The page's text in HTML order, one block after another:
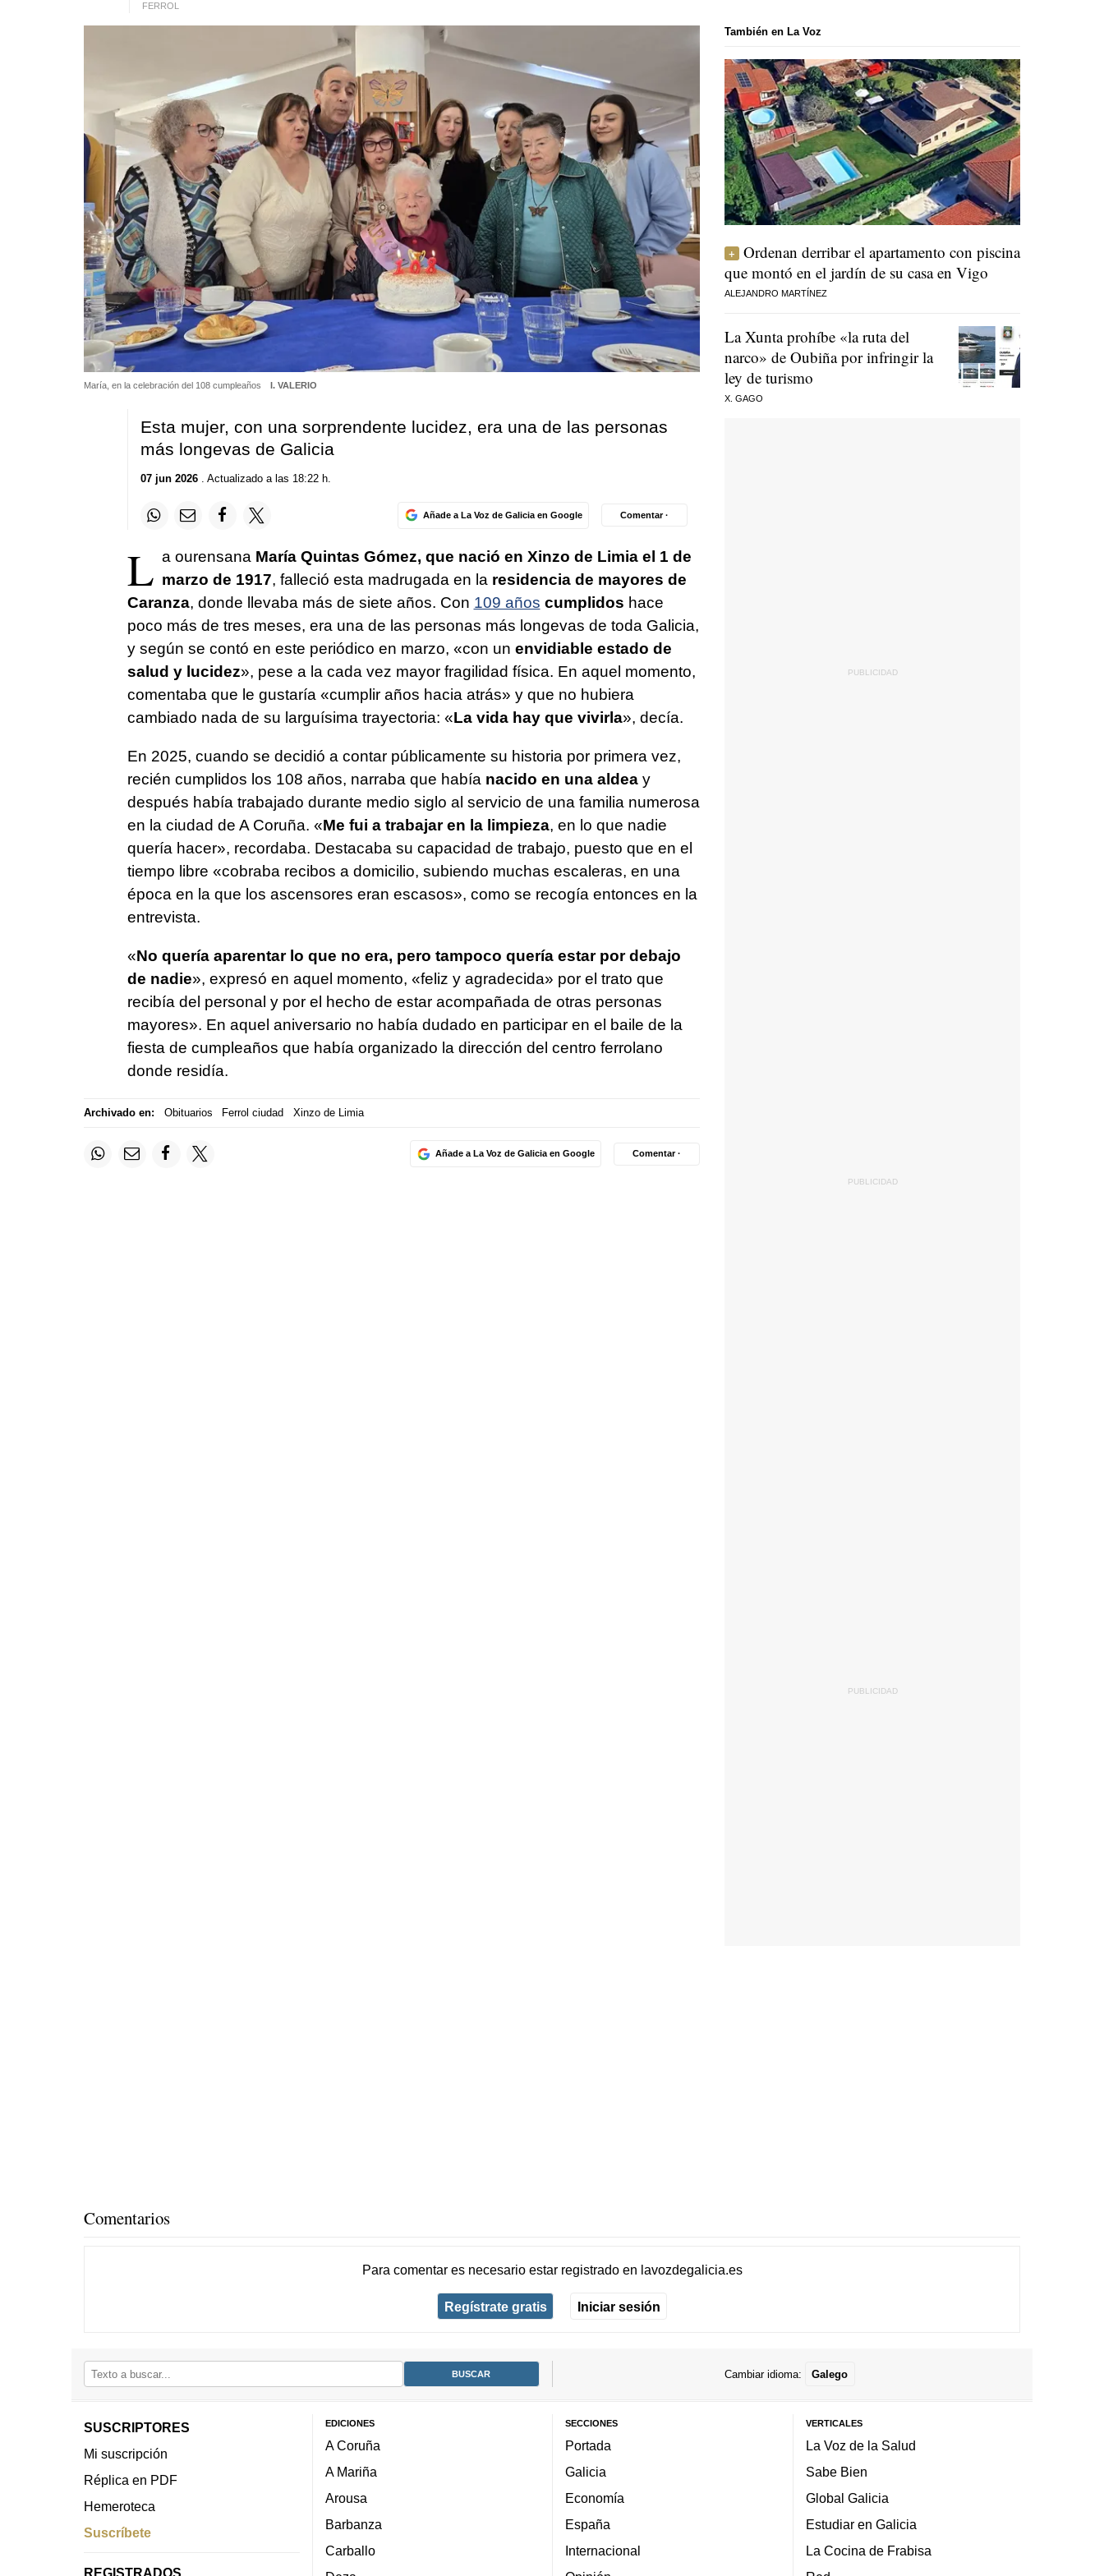
FERROL
María, en la celebración del 108 cumpleaños I. VALERIO
Esta mujer, con una sorprendente lucidez, era una de las personas
más longevas de Galicia
07 jun 2026. Actualizado a las 18:22 h.
Añade a La Voz de Galicia en Google Comentar ·
L a ourensana María Quintas Gómez, que nació en Xinzo de Limia el 1 de
marzo de 1917, falleció esta madrugada en la residencia de mayores de
Caranza, donde llevaba más de siete años. Con 109 años cumplidos hace
poco más de tres meses, era una de las personas más longevas de toda Galicia,
y según se contó en este periódico en marzo, «con un envidiable estado de
salud y lucidez», pese a la cada vez mayor fragilidad física. En aquel momento,
comentaba que le gustaría «cumplir años hacia atrás» y que no hubiera
cambiado nada de su larguísima trayectoria: «La vida hay que vivirla», decía.
En 2025, cuando se decidió a contar públicamente su historia por primera vez,
recién cumplidos los 108 años, narraba que había nacido en una aldeay
después había trabajado durante medio siglo al servicio de una familia numerosa
en la ciudad de A Coruña. «Me fui a trabajar en la limpieza, en lo que nadie
quería hacer», recordaba. Destacaba su capacidad de trabajo, puesto que en el
tiempo libre «cobraba recibos a domicilio, subiendo muchas escaleras, en una
época en la que los ascensores eran escasos», como se recogía entonces en la
entrevista.
«No quería aparentar lo que no era, pero tampoco quería estar por debajo
de nadie», expresó en aquel momento, «feliz y agradecida» por el trato que
recibía del personal y por el hecho de estar acompañada de otras personas
mayores». En aquel aniversario no había dudado en participar en el baile de la
fiesta de cumpleaños que había organizado la dirección del centro ferrolano
donde residía.
Archivado en: Obituarios Ferrol ciudad Xinzo de Limia
Añade a La Voz de Galicia en Google Comentar ·
También en La Voz
Ordenan derribar el apartamento con piscina
que montó en el jardín de su casa en Vigo
ALEJANDRO MARTÍNEZ
La Xunta prohíbe «la ruta del
narco» de Oubiña por infringir la
ley de turismo
X. GAGO
Comentarios
Para comentar es necesario estar registradoen lavozdegalicia.es
Regístrate gratis Iniciar sesión
Cambiar idioma: Galego
SUSCRIPTORES
Mi suscripción
Réplica en PDF
Hemeroteca
Suscríbete
REGISTRADOS
EDICIONES
A Coruña
A Mariña
Arousa
Barbanza
Carballo
SECCIONES
Portada
Galicia
Economía
España
Internacional
VERTICALES
La Voz de la Salud
Sabe Bien
Global Galicia
Estudiar en Galicia
La Cocina de Frabisa